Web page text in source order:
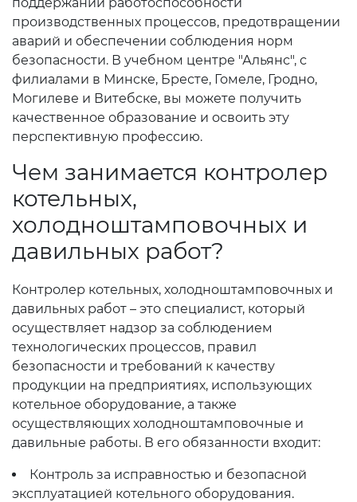
производственных процессов, предотвращении
аварий и обеспечении соблюдения норм
безопасности. В учебном центре "Альянс", с
филиалами в Минске, Бресте, Гомеле, Гродно,
Могилеве и Витебске, вы можете получить
качественное образование и освоить эту
перспективную профессию.
Чем занимается контролер
котельных,
холодноштамповочных и
давильных работ?
Контролер котельных, холодноштамповочных и
давильных работ – это специалист, который
осуществляет надзор за соблюдением
технологических процессов, правил
безопасности и требований к качеству
продукции на предприятиях, использующих
котельное оборудование, а также
осуществляющих холодноштамповочные и
давильные работы. В его обязанности входит:
Контроль за исправностью и безопасной
эксплуатацией котельного оборудования.